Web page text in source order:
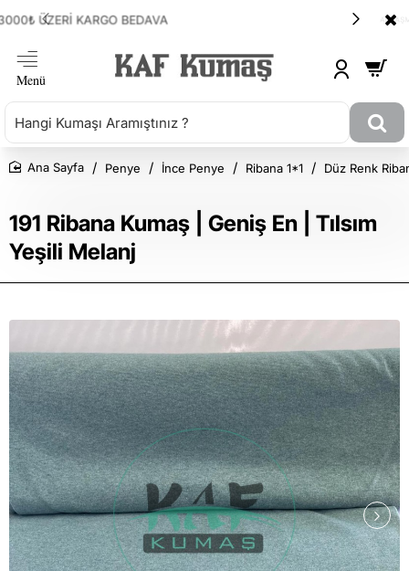
ANLAŞMALI KARGOMUZ HEPSİJET
191 Ribana Kumaş | Geniş En | Tılsım
Yeşili Melanj
Penye İnce Penye Ribana 1*1 Düz Renk